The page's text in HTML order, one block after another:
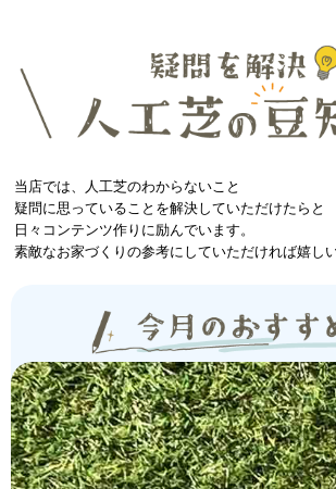
当店では、人工芝のわからないこと
疑問に思っていることを解決していただけたらと
日々コンテンツ作りに励んでいます。
素敵なお家づくりの参考にしていただければ嬉し